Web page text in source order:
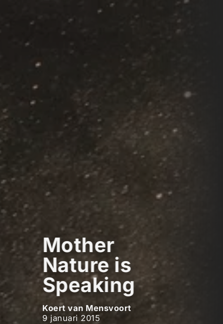
Mother
Nature is
Speaking
Koert van Mensvoort
9 januari 2015